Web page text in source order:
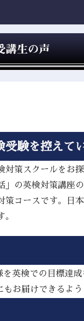
受験を控えて
対策スクールをお
」の英検対策講座
策コースです。日
英検での目標達
お届けできるよう